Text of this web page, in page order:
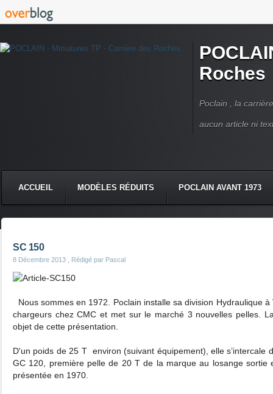
Roches
Poclain , la
aucun article ni
ACCUEIL MODÈLES RÉDUITS POCLAIN AVANT 1973
SC 150
8 Décembre 2013 , Rédigé par Pascal
Nous sommes en 1972. Poclain installe sa division Hydraulique
chargeurs chez CMC et met sur le marché 3 nouvelles pelles.
objet de cette présentation.
D'un poids de 25 T environ (suivant équipement), elle s’intercale
GC 120, première pelle de 20 T de la marque au losange
présentée en 1970.